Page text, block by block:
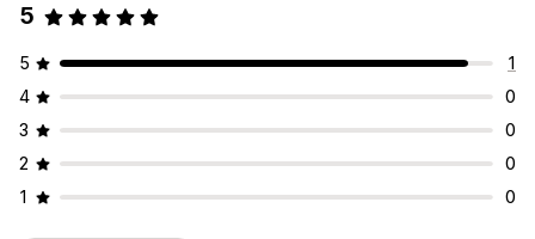
5
5
1
4
0
3
0
2
0
1
0